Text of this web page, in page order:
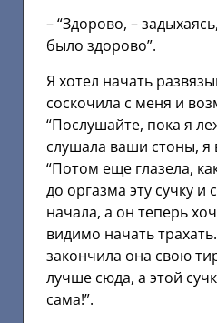
– “Здорово, –
было здорово”.
Я хотел начать
соскочила с меня и
“Послушайте, пока я
слушала ваши стоны, я
“Потом еще глазела,
до оргазма эту сучку и
начала, а он теперь
видимо начать трахать.
закончила она свою
лучше сюда, а этой
сама!”.